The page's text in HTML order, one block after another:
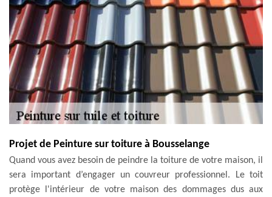
Projet de Peinture sur toiture à Bousselange
Quand vous avez besoin de peindre la toiture de votre maison, il
sera important d’engager un couvreur professionnel. Le toit
protège l'intérieur de votre maison des dommages dus aux